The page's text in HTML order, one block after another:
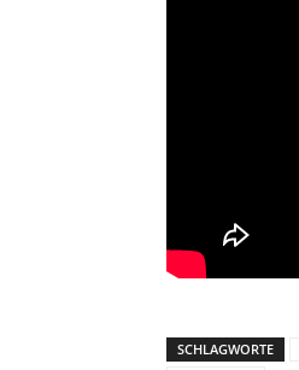
SCHLAGWORTE